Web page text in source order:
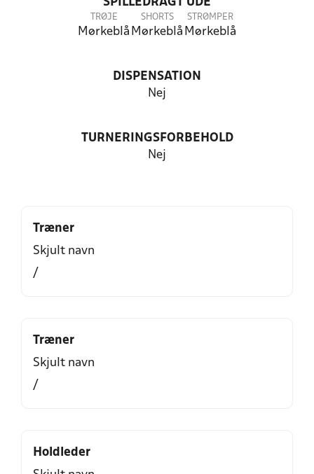
SPILLEDRAGT UDE
TRØJE
Mørkeblå
SHORTS
Mørkeblå
STRØMPER
Mørkeblå
DISPENSATION
Nej
TURNERINGSFORBEHOLD
Nej
Træner
Skjult navn
/
Træner
Skjult navn
/
Holdleder